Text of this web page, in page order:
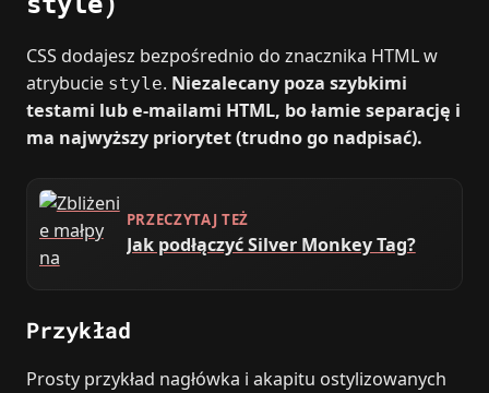
CSS dodajesz bezpośrednio do znacznika HTML w
atrybucie style. Niezalecany poza szybkimi
testami lub e‑mailami HTML, bo łamie separację i
ma najwyższy priorytet (trudno go nadpisać).
PRZECZYTAJ TEŻ
Jak podłączyć Silver Monkey Tag?
Przykład
Prosty przykład nagłówka i akapitu ostylizowanych